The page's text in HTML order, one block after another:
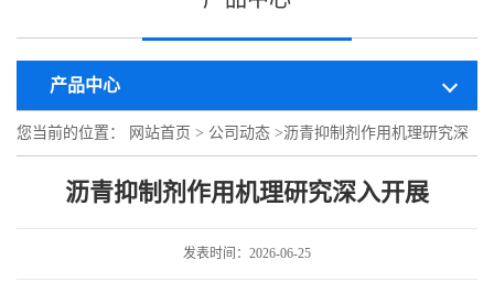
产品中心
您当前的位置： 网站首页 > 公司动态 >沥青抑制剂作用机理研究深
沥青抑制剂作用机理研究深入开展
发表时间：2026-06-25